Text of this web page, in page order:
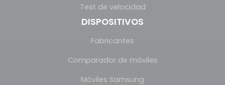
Test de velocidad
DISPOSITIVOS
Fabricantes
Comparador de móviles
Móviles Samsung